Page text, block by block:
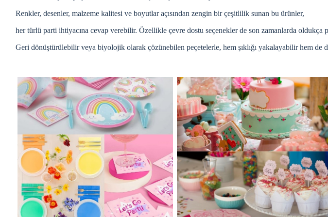
Renkler, desenler, malzeme kalitesi ve boyutlar açısından zengin bir çeşitlilik sunan bu ürünler,
her türlü parti ihtiyacına cevap verebilir. Özellikle çevre dostu seçenekler de son zamanlarda oldukça
Geri dönüştürülebilir veya biyolojik olarak çözünebilen peçetelerle, hem şıklığı yakalayabilir hem de